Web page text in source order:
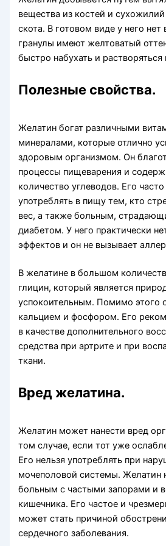
вещества из костей и сухожилий
скота. В готовом виде у него нет
гранулы имеют желтоватый
быстро набухать и
Полезные свойства.
Желатин богат различными
минералами, которые отлично
здоровым организмом. Он
процессы пищеварения и
количество углеводов. Его
употреблять в пищу тем, кто
вес, а также больным,
диабетом. У него практически
эффектов и он не вызывает
В желатине в большом
глицин, который является
успокоительным. Помимо этого
кальцием и фосфором. Его
в качестве дополнительного
средства при артрите и при
ткани.
Вред желатина.
Желатин может нанести вред
том случае, если тот уже
Его нельзя употреблять при
мочеполовой системы. Желатин
больным с частыми запорами и
кишечника. Его частое и
может стать причиной
сердечного заболевания.